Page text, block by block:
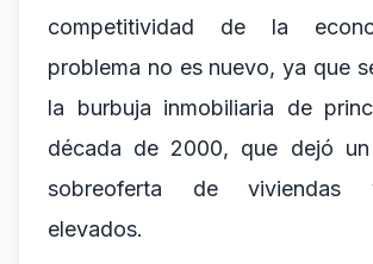
competitividad de la
problema no es nuevo, ya que
la burbuja inmobiliaria de
década de 2000, que dejó
sobreoferta de viviendas
elevados.